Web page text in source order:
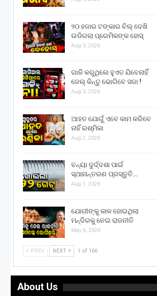
୨୦ ହଜାର ଟଙ୍କାର ବିଲ୍ ଦେଖି
ଉଡିଗଲା ପ୍ରେମିକଙ୍କ ହୋସ୍
Aug 3, 2026
ଗାଳି କରୁଥିଲେ ହୁଏତ ଯିବେନାହିଁ
ଜେଲ୍ କିନ୍ତୁ ଭୋଗିବେ ସଜା !
Aug 3, 2026
ଆହତ ଯୋଗୁଁ ଏବେ କାମ କରିବେ
ନାହିଁ ରଶ୍ମିକା
Aug 2, 2026
ବନ୍ୟା ଦୁର୍ଦ୍ଦଶା ପାଇଁ
ସ୍ଥାନାନ୍ତରଣ ପ୍ରସ୍ତୁତି…
Aug 1, 2026
ଯୋଗୀଙ୍କୁ କାଳ ହୋଇଥିଲା
ମନ୍ଦିରକୁ ନେଇ ରାଜନୀତି
May 6, 2026
PREV NEXT 1 of 166
About Us